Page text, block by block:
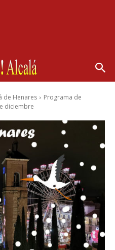
de Henares
Programa de
diciembre